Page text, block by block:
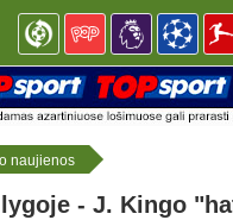
naujienos
- J. Kingo